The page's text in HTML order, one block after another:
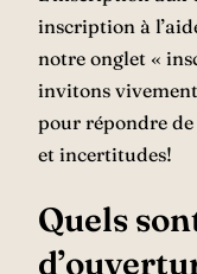
inscription à
notre onglet «
invitons
pour répondre
et incertitudes!
Quels